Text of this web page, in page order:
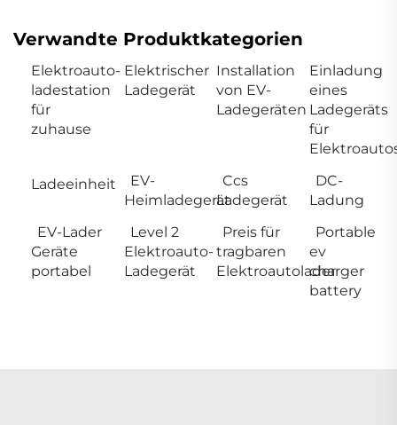
Verwandte Produktkategorien
Elektroauto-
ladestation
für
zuhause
Elektrischer
Ladegerät
Installation
von EV-
Ladegeräten
Einladung
eines
Ladegeräts
für
Ladeeinheit
EV-
Heimladegerät
Ccs
Ladegerät
DC-
Ladung
EV-Lader
Geräte
portabel
Level 2
Elektroauto-
Ladegerät
Preis für
tragbaren
Elektroautolader
Portable
ev
charger
battery